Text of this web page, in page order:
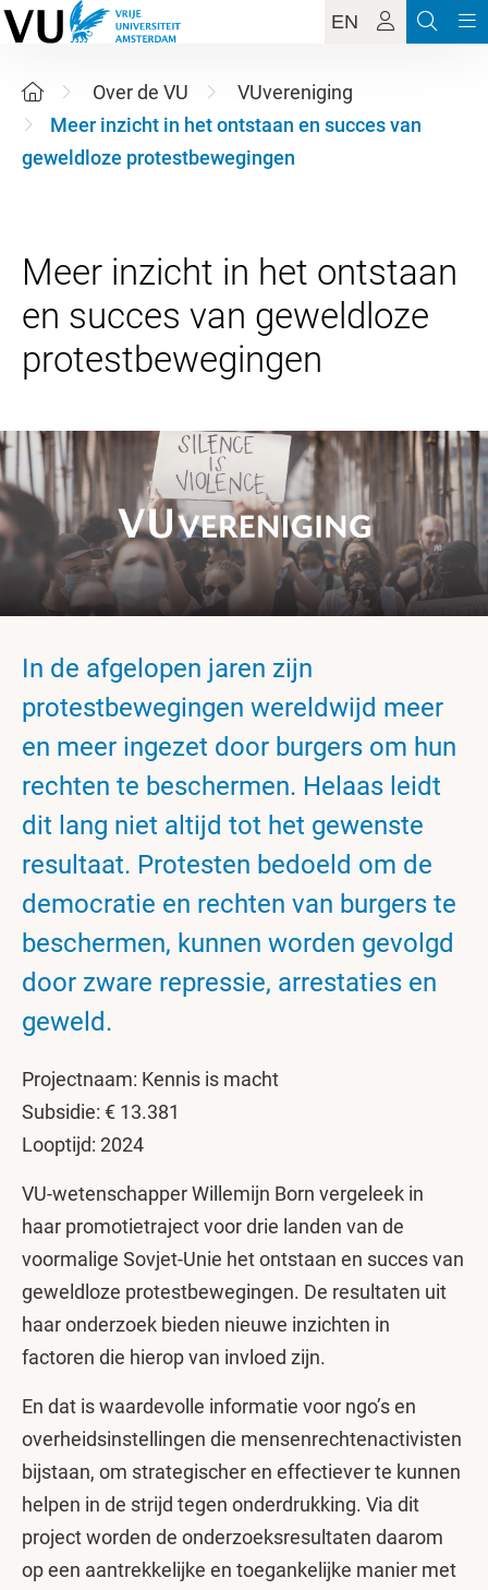
EN
Over de VU
VUvereniging
Meer inzicht in het ontstaan en succes van
geweldloze protestbewegingen
Meer inzicht in het ontstaan
en succes van geweldloze
In de afgelopen jaren zijn
protestbewegingen wereldwijd meer
en meer ingezet door burgers om hun
rechten te beschermen. Helaas leidt
dit lang niet altijd tot het gewenste
resultaat. Protesten bedoeld om de
democratie en rechten van burgers te
beschermen, kunnen worden gevolgd
door zware repressie, arrestaties en
geweld.
Projectnaam: Kennis is macht
Subsidie: € 13.381
Looptijd: 2024
VU-wetenschapper Willemijn Born vergeleek in
haar promotietraject voor drie landen van de
voormalige Sovjet-Unie het ontstaan en succes van
geweldloze protestbewegingen. De resultaten uit
haar onderzoek bieden nieuwe inzichten in
factoren die hierop van invloed zijn.
En dat is waardevolle informatie voor ngo’s en
overheidsinstellingen die mensenrechtenactivisten
bijstaan, om strategischer en effectiever te kunnen
helpen in de strijd tegen onderdrukking. Via dit
project worden de onderzoeksresultaten daarom
op een aantrekkelijke en toegankelijke manier met